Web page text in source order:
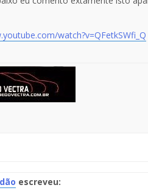
watch?v=QFetkSWfi_Q
escreveu: